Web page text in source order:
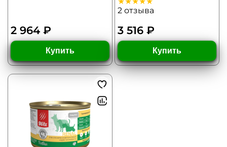
2 964 ₽
Купить
2 отзыва
3 516 ₽
Купить